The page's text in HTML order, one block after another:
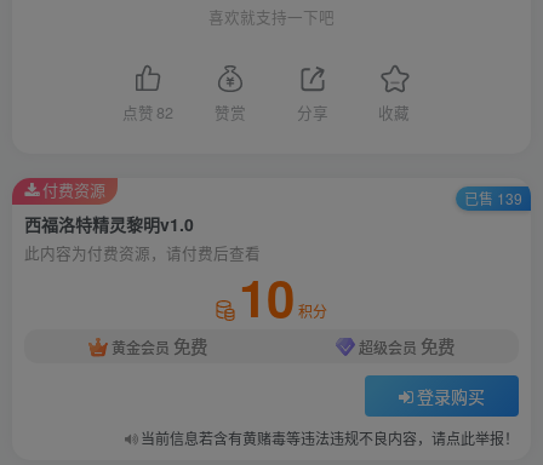
喜欢就支持一下吧
点赞 82 赞赏 分享 收藏
西福洛特精灵黎明v1.0
此内容为付费资源，请付费后查看
10 积分
黄金会员 免费 超级会员 免费
登录购买
当前信息若含有黄赌毒等违法违规不良内容，请点此举报！
付费资源 已售 139